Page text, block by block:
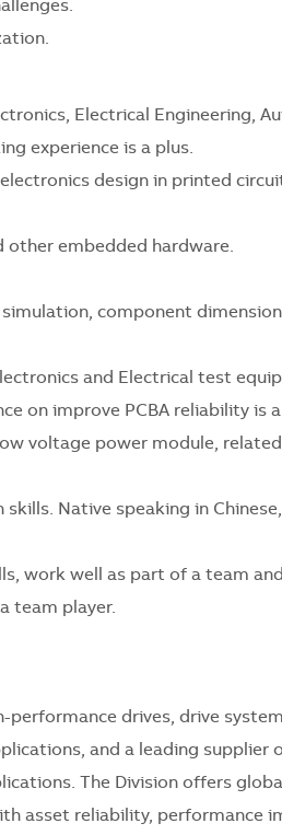
Electrical Engineering,
experience is a plus.
design in printed
other embedded hardware.
component
and Electrical test
on improve PCBA reliability is
voltage power module, related
Native speaking in
work well as part of a team
team player.
performance drives, drive
and a leading supplier
The Division offers
asset reliability, performance